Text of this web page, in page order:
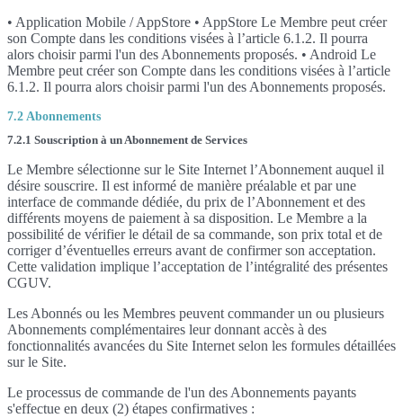
• Application Mobile / AppStore • AppStore Le Membre peut créer
son Compte dans les conditions visées à l’article 6.1.2. Il pourra
alors choisir parmi l'un des Abonnements proposés. • Android Le
Membre peut créer son Compte dans les conditions visées à l’article
6.1.2. Il pourra alors choisir parmi l'un des Abonnements proposés.
7.2 Abonnements
7.2.1 Souscription à un Abonnement de Services
Le Membre sélectionne sur le Site Internet l’Abonnement auquel il
désire souscrire. Il est informé de manière préalable et par une
interface de commande dédiée, du prix de l’Abonnement et des
différents moyens de paiement à sa disposition. Le Membre a la
possibilité de vérifier le détail de sa commande, son prix total et de
corriger d’éventuelles erreurs avant de confirmer son acceptation.
Cette validation implique l’acceptation de l’intégralité des présentes
CGUV.
Les Abonnés ou les Membres peuvent commander un ou plusieurs
Abonnements complémentaires leur donnant accès à des
fonctionnalités avancées du Site Internet selon les formules détaillées
sur le Site.
Le processus de commande de l'un des Abonnements payants
s'effectue en deux (2) étapes confirmatives :